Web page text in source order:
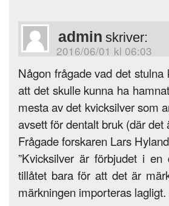
admin skriver:
2016/06/01 kl 06:03
Någon frågade vad det
att det skulle kunna ha
mesta av det kvicksilver som
avsett för dentalt bruk (där
Frågade forskaren Lars
”Kvicksilver är förbjudet i
tillåtet bara för att det är
märkningen importeras lagligt.